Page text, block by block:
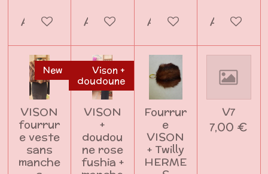
Ajouter au panierAjouter au panierAjouter au panier
Ajouter
New
VISON
fourrur
e veste
sans
manche
Vison +
doudoune
VISON
+
doudou
ne rose
fushia +
Fourrur
e
VISON
+ Twilly
HERME
V7
7,00 €